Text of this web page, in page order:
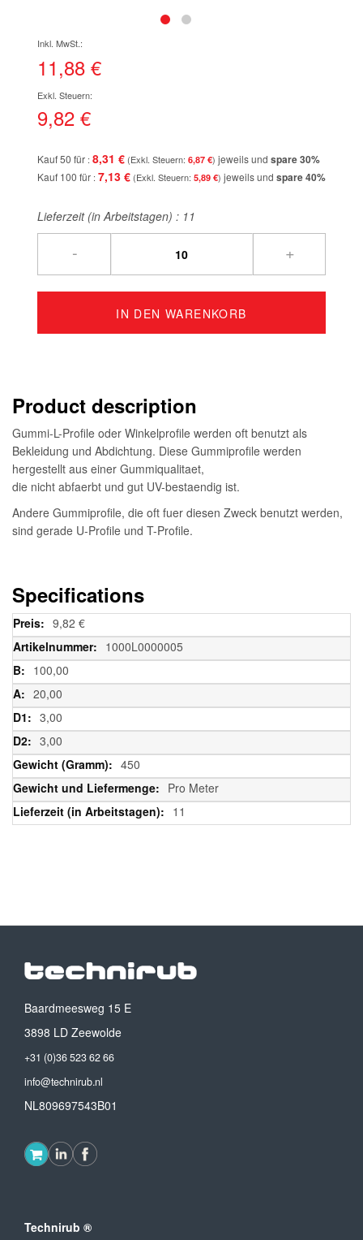
der
Bildgalerie
11,88 €
9,82 €
Kauf 50 für 8,31 € 6,87 € jeweils und spare30%
Kauf 100 für 7,13 € 5,89 € jeweils und spare40%
Lieferzeit (in Arbeitstagen) : 11
- +
IN DEN WARENKORB
Product description
Gummi-L-Profile oder Winkelprofile werden oft benutzt als
Bekleidung und Abdichtung. Diese Gummiprofile werden
hergestellt aus einer Gummiqualitaet,
die nicht abfaerbt und gut UV-bestaendig ist.
Andere Gummiprofile, die oft fuer diesen Zweck benutzt werden,
sind gerade U-Profile und T-Profile.
Specifications
Weitere
Informationen
9,82 €
1000L0000005
100,00
20,00
3,00
3,00
450
Pro Meter
11
Baardmeesweg 15 E
3898 LD Zeewolde
+31 (0)36 523 62 66
info@technirub.nl
NL809697543B01
Technirub ®